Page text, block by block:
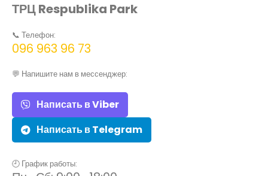
ТРЦ Respublika Park
📞 Телефон:
096 963 96 73
💬 Напишите нам в мессенджер:
Написать в Viber
Написать в Telegram
🕘 График работы: